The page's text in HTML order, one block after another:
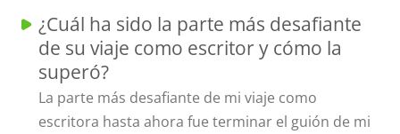
¿Cuál ha sido la parte más desafiante
de su viaje como escritor y cómo la
superó?
La parte más desafiante de mi viaje como
escritora hasta ahora fue terminar el guión de mi